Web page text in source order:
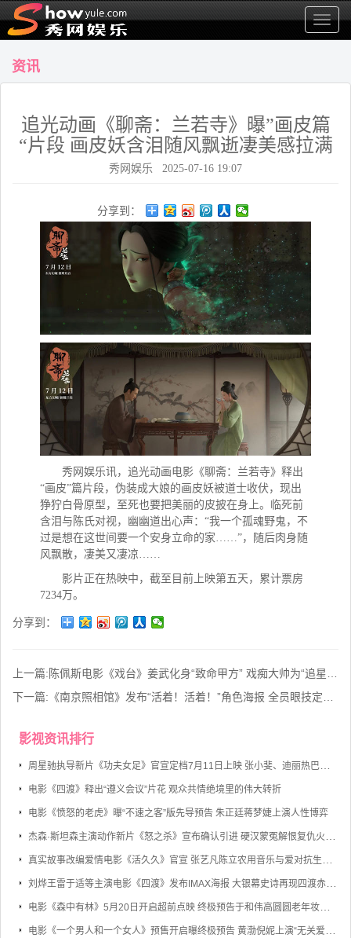
显
示
资讯
追光动画《聊斋：兰若寺》曝”画皮篇
“片段 画皮妖含泪随风飘逝凄美感拉满
秀网娱乐 2025-07-16 19:07
分享到：
秀网娱乐讯， 追光动画电影《聊斋：兰若寺》释出
“画皮”篇片段，伪装成大娘的画皮妖被道士收伏，现出
狰狞白骨原型，至死也要把美丽的皮披在身上。临死前
含泪与陈氏对视，幽幽道出心声：“我一个孤魂野鬼，不
过是想在这世间要一个安身立命的家……”，随后肉身随
风飘散，凄美又凄凉……
影片正在热映中，截至目前上映第五天，累计票房
7234万。
分享到：
上一篇:陈佩斯电影《戏台》姜武化身“致命甲方” 戏痴大帅为“追星”爆改五庆班
下一篇: 《南京照相馆》发布“活着！活着！”角色海报 全员眼技定格战火中求生渴望
影视资讯排行
周星驰执导新片《功夫女足》官宣定档7月11日上映 张小斐、迪丽热巴、张艺兴领衔主演
电影《四渡》释出“遵义会议”片花 观众共情绝境里的伟大转折
电影《愤怒的老虎》曝“不速之客”版先导预告 朱正廷蒋梦婕上演人性博弈
杰森·斯坦森主演动作新片《怒之杀》宣布确认引进 硬汉蒙冤解恨复仇火力全开
真实故事改编爱情电影《活久久》官宣 张艺凡陈立农用音乐与爱对抗生命倒计时
刘烨王雷于适等主演电影《四渡》发布IMAX海报 大银幕史诗再现四渡赤水的军事奇迹
电影《森中有林》5月20日开启超前点映 终极预告于和伟高圆圆老年妆首度曝光
电影《一个男人和一个女人》预售开启曝终极预告 黄渤倪妮上演“无关爱情的邂逅”